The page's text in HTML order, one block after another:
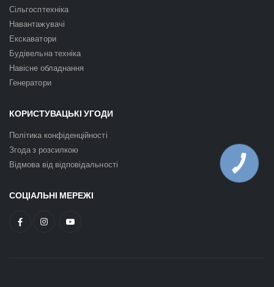
Сільгосптехніка
Навантажувачі
Екскаватори
Будівельна техніка
Навісне обладнання
Генератори
КОРИСТУВАЦЬКІ УГОДИ
Політика конфіденційності
Згода з розсилкою
Відмова від відповідальності
СОЦІАЛЬНІ МЕРЕЖІ
КНОПКА
ЗВ'ЯЗКУ